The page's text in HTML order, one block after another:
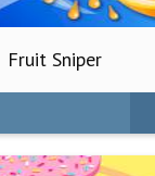
Fruit Sniper